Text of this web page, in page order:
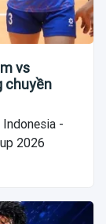
vs
chuyền
-
2026